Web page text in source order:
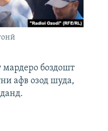
боздошт
афв озод шуда,